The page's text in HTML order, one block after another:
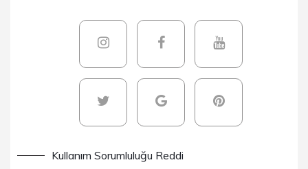
Kullanım Sorumluluğu Reddi